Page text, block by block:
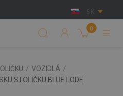
SK
0
/ VOZIDLÁ /
STOLIČKU BLUE LODE